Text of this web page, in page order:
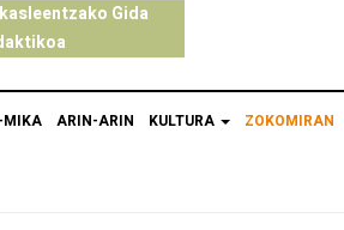
Gida
MIKA ARIN-ARIN KULTURA ZOKOMIRAN